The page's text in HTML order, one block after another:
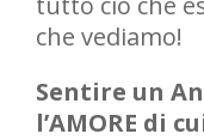
che vediamo!
Sentire un
l’AMORE di